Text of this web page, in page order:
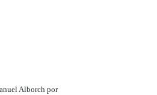
Alborch por